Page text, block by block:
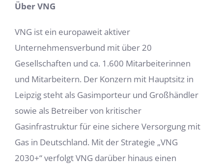
Über VNG
VNG ist ein europaweit aktiver
Unternehmensverbund mit über 20
Gesellschaften und ca. 1.600 Mitarbeiterinnen
und Mitarbeitern. Der Konzern mit Hauptsitz in
Leipzig steht als Gasimporteur und Großhändler
sowie als Betreiber von kritischer
Gasinfrastruktur für eine sichere Versorgung mit
Gas in Deutschland. Mit der Strategie „VNG
2030+“ verfolgt VNG darüber hinaus einen